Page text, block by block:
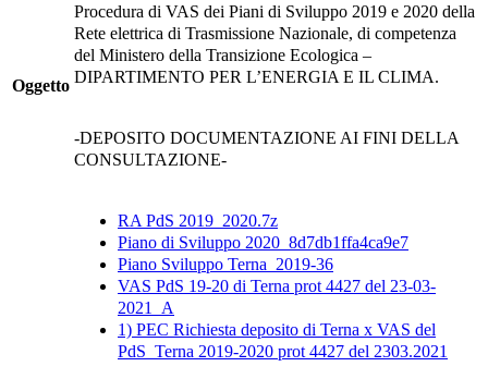
Oggetto
Procedura di VAS dei Piani di Sviluppo 2019 e 2020 della
Rete elettrica di Trasmissione Nazionale, di competenza
del Ministero della Transizione Ecologica –
DIPARTIMENTO PER L’ENERGIA E IL CLIMA.
-DEPOSITO DOCUMENTAZIONE AI FINI DELLA
CONSULTAZIONE-
RA PdS 2019_2020.7z
Piano di Sviluppo 2020_8d7db1ffa4ca9e7
Piano Sviluppo Terna_2019-36
VAS PdS 19-20 di Terna prot 4427 del 23-03-
2021_A
1) PEC Richiesta deposito di Terna x VAS del
PdS_Terna 2019-2020 prot 4427 del 2303.2021